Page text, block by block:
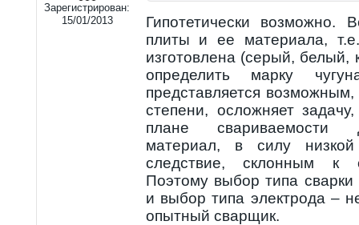
Зарегистрирован:
15/01/2013
Гипотетически
плиты и ее материала,
изготовлена (серый, белый,
определить марку
представляется
степени, осложняет
плане свариваемости
материал, в силу
следствие, склонным к
Поэтому выбор типа сварки
и выбор типа электрода –
опытный сварщик.